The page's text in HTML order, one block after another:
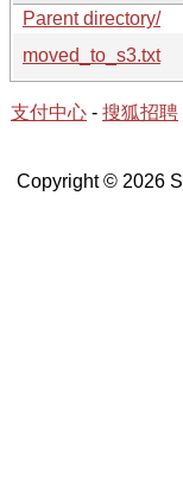
Parent directory/
moved_to_s3.txt
支付中心 - 搜狐招聘
Copyright © 2026